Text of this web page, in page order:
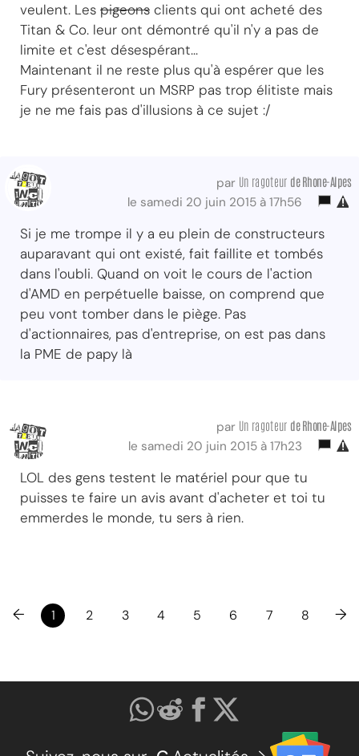
veulent. Les pigeons clients qui ont acheté des
Titan & Co. leur ont démontré qu'il n'y a pas de
limite et c'est désespérant...
Maintenant il ne reste plus qu'à espérer que les
Fury présenteront un MSRP pas trop élitiste mais
je ne me fais pas d'illusions à ce sujet :/
par Un ragoteur de Rhone-Alpes
le samedi 20 juin 2015 à 17h56
Si je me trompe il y a eu plein de constructeurs
auparavant qui ont existé, fait faillite et tombés
dans l'oubli. Quand on voit le cours de l'action
d'AMD en perpétuelle baisse, on comprend que
peu vont tomber dans le piège. Pas
d'actionnaires, pas d'entreprise, on est pas dans
la PME de papy là
par Un ragoteur de Rhone-Alpes
le samedi 20 juin 2015 à 17h23
LOL des gens testent le matériel pour que tu
puisses te faire un avis avant d'acheter et toi tu
emmerdes le monde, tu sers à rien.
← 1 2 3 4 5 6 7 8 →